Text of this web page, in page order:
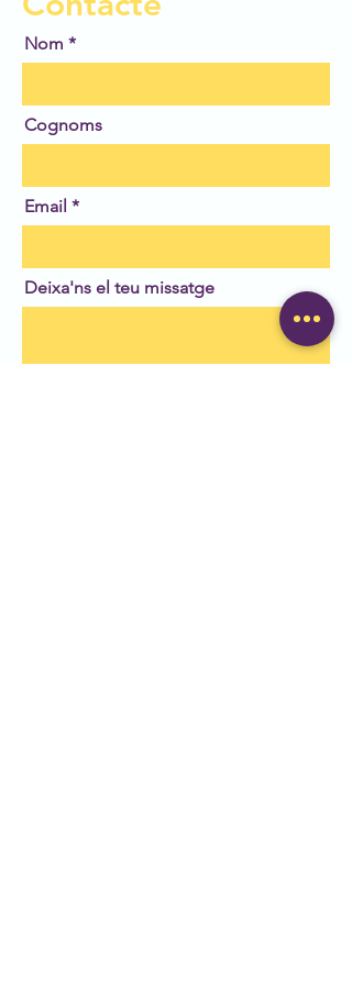
Nom
Cognoms
Email
Deixa'ns el teu missatge